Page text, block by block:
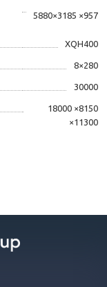
5880×3185 ×957
XQH400
8×280
30000
18000 ×8150
×11300